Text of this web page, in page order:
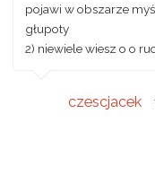
pojawi w obszarze
głupoty
2) niewiele wiesz o o
czescjacek